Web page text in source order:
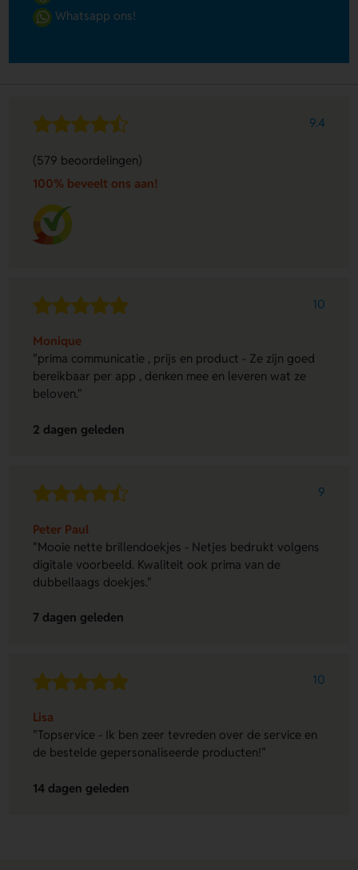
Whatsapp ons!
9.4
(579 beoordelingen)
100% beveelt ons aan!
10
Monique
"prima communicatie , prijs en product - Ze zijn goed
bereikbaar per app , denken mee en leveren wat ze
beloven."
2 dagen geleden
9
Peter Paul
"Mooie nette brillendoekjes - Netjes bedrukt volgens
digitale voorbeeld. Kwaliteit ook prima van de
dubbellaags doekjes."
7 dagen geleden
10
Lisa
"Topservice - Ik ben zeer tevreden over de service en
de bestelde gepersonaliseerde producten!"
14 dagen geleden